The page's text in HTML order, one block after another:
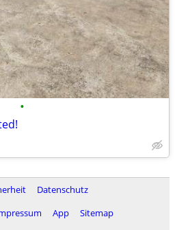
•
Datenschutz
App
Sitemap